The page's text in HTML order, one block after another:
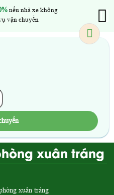
nếu nhà xe không
vận chuyển
xuân tráng
xuân tráng